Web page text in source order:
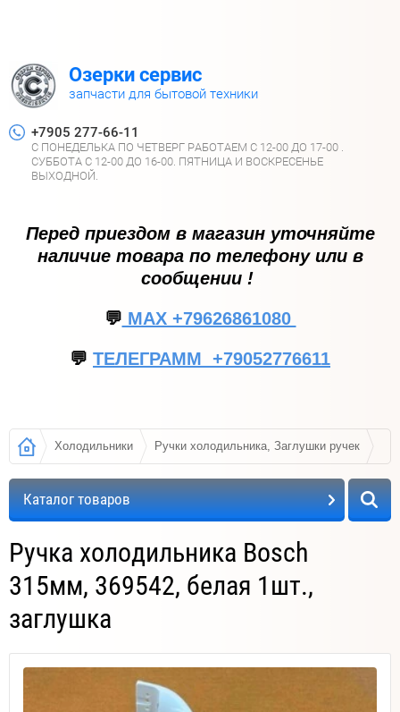
Озерки сервис
запчасти для бытовой техники
+7905 277-66-11
С ПОНЕДЕЛЬКА ПО ЧЕТВЕРГ РАБОТАЕМ С 12-00 ДО 17-00 .
СУББОТА С 12-00 ДО 16-00. ПЯТНИЦА И ВОСКРЕСЕНЬЕ
ВЫХОДНОЙ.
Перед приездом в магазин уточняйте
наличие товара по телефону или в
сообщении !
💬 МАХ +79626861080
💬 ТЕЛЕГРАММ +79052776611
Холодильники Ручки холодильника, Заглушки ручек
Каталог товаров
Ручка холодильника Bosch
315мм, 369542, белая 1шт.,
заглушка